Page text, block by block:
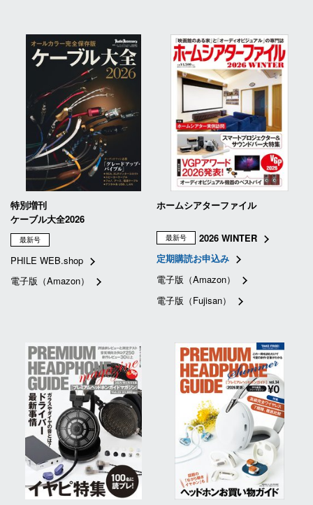
特別増刊
ケーブル大全2026
最新号
PHILE WEB.shop
電子版（Amazon）
ホームシアターファイル
最新号
2026 WINTER
定期購読お申込み
電子版（Amazon）
電子版（Fujisan）